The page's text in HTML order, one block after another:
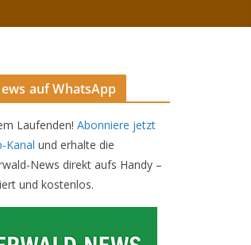
auf WhatsApp
Laufenden! Abonniere jetzt
Kanal und erhalte die
News direkt aufs Handy –
und kostenlos.